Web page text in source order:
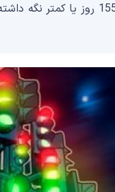
کوین های خود را به مدت